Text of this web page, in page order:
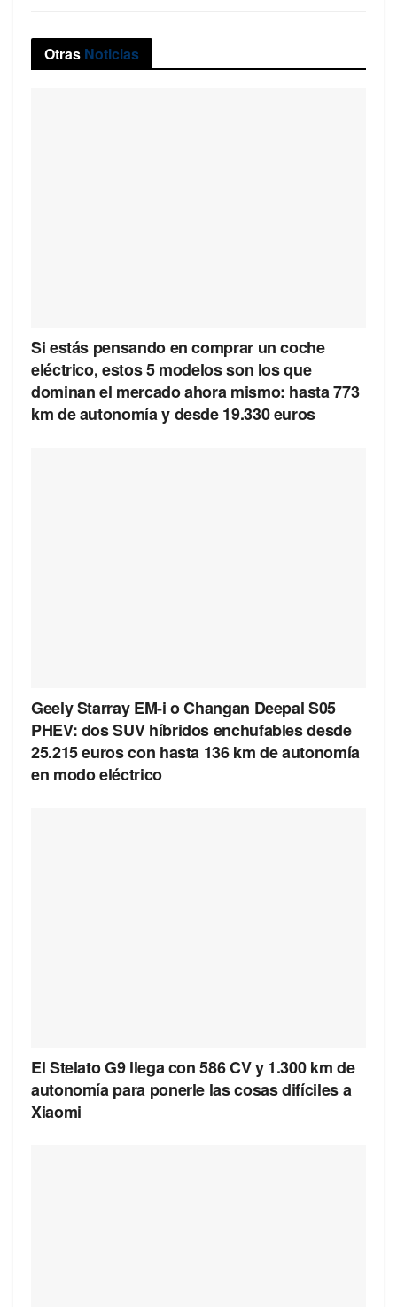
Otras Noticias
Si estás pensando en comprar un coche
eléctrico, estos 5 modelos son los que
dominan el mercado ahora mismo: hasta 773
km de autonomía y desde 19.330 euros
Geely Starray EM-i o Changan Deepal S05
PHEV: dos SUV híbridos enchufables desde
25.215 euros con hasta 136 km de autonomía
en modo eléctrico
El Stelato G9 llega con 586 CV y 1.300 km de
autonomía para ponerle las cosas difíciles a
Xiaomi